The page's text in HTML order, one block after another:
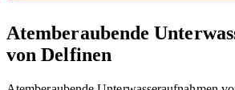
Atemberaubende
von Delfinen